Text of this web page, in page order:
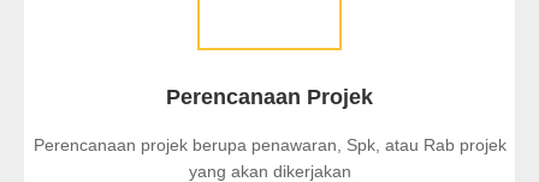
Perencanaan Projek
Perencanaan projek berupa penawaran, Spk, atau Rab projek
yang akan dikerjakan